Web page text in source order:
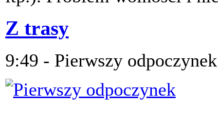
Z trasy
9:49 - Pierwszy odpoczynek